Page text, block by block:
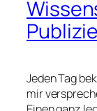
Jeden Tag
mir